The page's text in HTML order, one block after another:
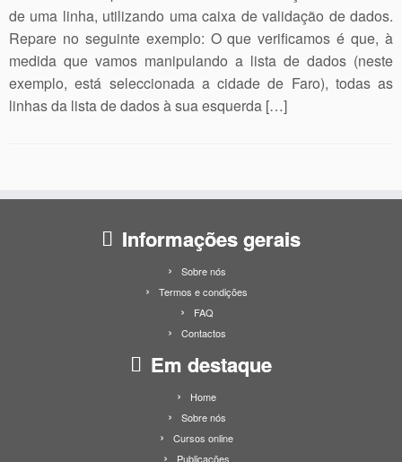
de uma linha, utilizando uma caixa de validação de dados.
Repare no seguinte exemplo: O que verificamos é que, à
medida que vamos manipulando a lista de dados (neste
exemplo, está seleccionada a cidade de Faro), todas as
linhas da lista de dados à sua esquerda […]
Informações gerais
Sobre nós
Termos e condições
FAQ
Contactos
Em destaque
Home
Sobre nós
Cursos online
Publicações